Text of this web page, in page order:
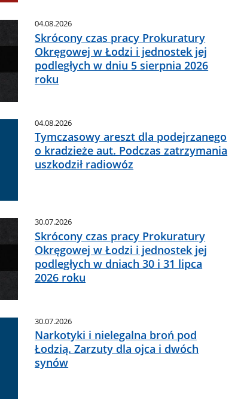
04.08.2026
Skrócony czas pracy Prokuratury
Okręgowej w Łodzi i jednostek jej
podległych w dniu 5 sierpnia 2026
roku
04.08.2026
Tymczasowy areszt dla podejrzanego
o kradzieże aut. Podczas zatrzymania
uszkodził radiowóz
30.07.2026
Skrócony czas pracy Prokuratury
Okręgowej w Łodzi i jednostek jej
podległych w dniach 30 i 31 lipca
2026 roku
30.07.2026
Narkotyki i nielegalna broń pod
Łodzią. Zarzuty dla ojca i dwóch
synów